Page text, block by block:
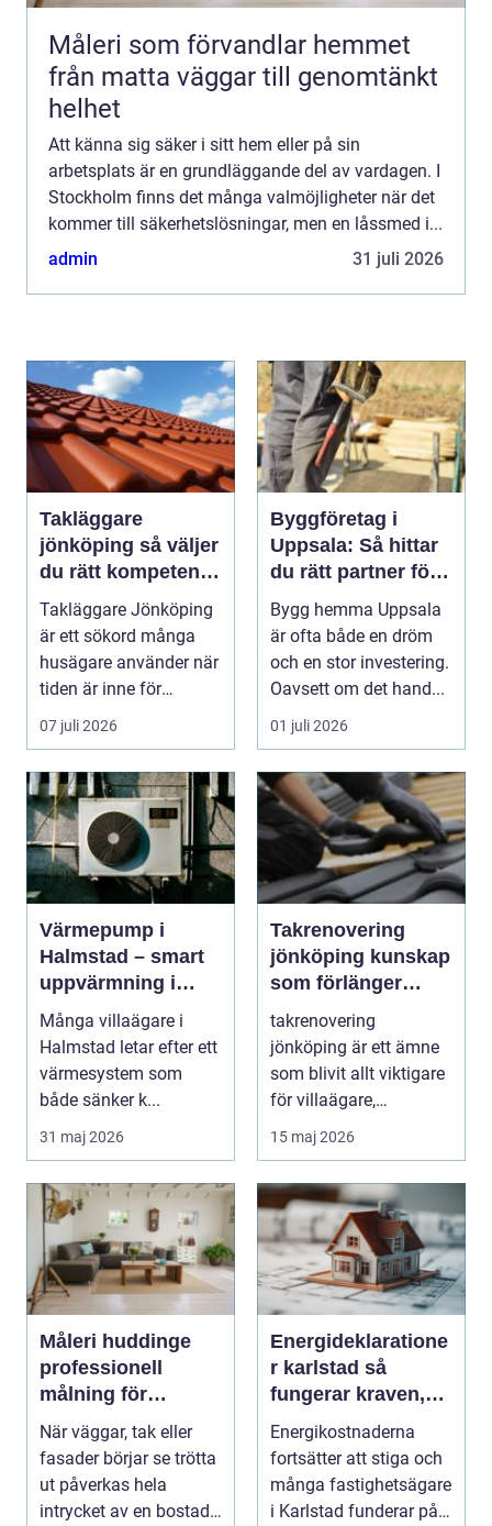
Måleri som förvandlar hemmet
från matta väggar till genomtänkt
helhet
Att känna sig säker i sitt hem eller på sin
arbetsplats är en grundläggande del av vardagen. I
Stockholm finns det många valmöjligheter när det
kommer till säkerhetslösningar, men en låssmed i...
admin
31 juli 2026
Takläggare
jönköping så väljer
du rätt kompetens
för ditt tak
Takläggare Jönköping
är ett sökord många
husägare använder när
tiden är inne för
takbyte eller takre...
07 juli 2026
Byggföretag i
Uppsala: Så hittar
du rätt partner för
ditt projekt
Bygg hemma Uppsala
är ofta både en dröm
och en stor investering.
Oavsett om det hand...
01 juli 2026
Värmepump i
Halmstad – smart
uppvärmning i
kustklimat
Många villaägare i
Halmstad letar efter ett
värmesystem som
både sänker k...
31 maj 2026
Takrenovering
jönköping kunskap
som förlänger
takets livslängd
takrenovering
jönköping är ett ämne
som blivit allt viktigare
för villaägare,
bostadsrättsföreningar.
15 maj 2026
Måleri huddinge
professionell
målning för
hållbara och
snygga resultat
När väggar, tak eller
fasader börjar se trötta
ut påverkas hela
intrycket av en bostad
Energideklaratione
r karlstad så
fungerar kraven,
processen och
nyttan
Energikostnaderna
fortsätter att stiga och
många fastighetsägare
i Karlstad funderar på